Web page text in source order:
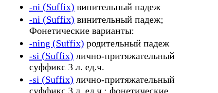
-ni (Suffix) винительный падеж
-ni (Suffix) винительный падеж;
Фонетические варианты:
-ning (Suffix) родительный падеж
-si (Suffix) лично-притяжательный
суффикс 3 л. ед.ч.
-si (Suffix) лично-притяжательный
суффикс 3 л. ед.ч.; фонетические